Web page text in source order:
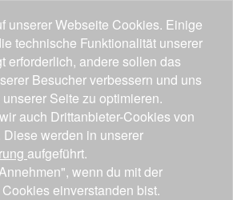
unserer Webseite Cookies. Einige
technische Funktionalität unserer
erforderlich, andere sollen das
Besucher verbessern und uns
Seite zu optimieren.
auch Drittanbieter-Cookies von
werden in unserer
aufgeführt.
wenn du mit der
einverstanden bist.